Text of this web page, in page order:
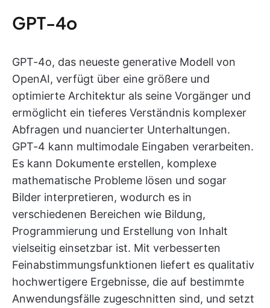
GPT-4o
GPT-4o, das neueste generative Modell von
OpenAI, verfügt über eine größere und
optimierte Architektur als seine Vorgänger und
ermöglicht ein tieferes Verständnis komplexer
Abfragen und nuancierter Unterhaltungen.
GPT-4 kann multimodale Eingaben verarbeiten.
Es kann Dokumente erstellen, komplexe
mathematische Probleme lösen und sogar
Bilder interpretieren, wodurch es in
verschiedenen Bereichen wie Bildung,
Programmierung und Erstellung von Inhalt
vielseitig einsetzbar ist. Mit verbesserten
Feinabstimmungsfunktionen liefert es qualitativ
hochwertigere Ergebnisse, die auf bestimmte
Anwendungsfälle zugeschnitten sind, und setzt